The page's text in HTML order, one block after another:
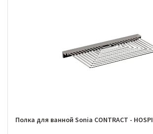
Полка для ванной Sonia CONTRACT -